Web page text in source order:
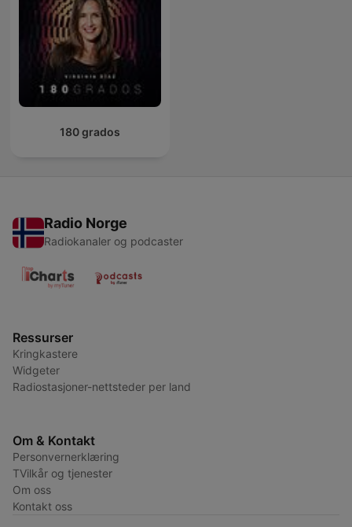
180 grados
Radio Norge
Radiokanaler og podcaster
Ressurser
Kringkastere
Widgeter
Radiostasjoner-nettsteder per land
Om & Kontakt
Personvernerklæring
TVilkår og tjenester
Om oss
Kontakt oss